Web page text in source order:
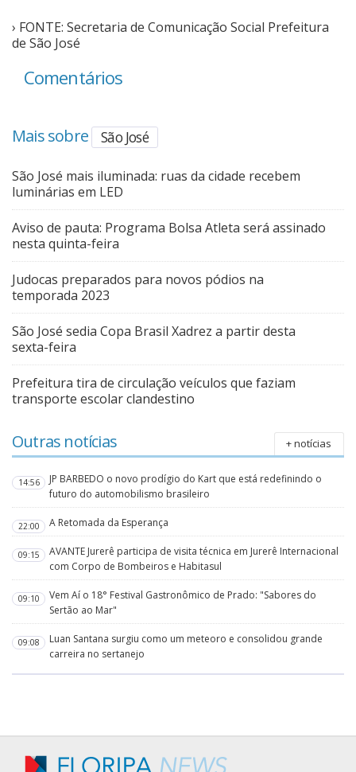
› FONTE: Secretaria de Comunicação Social Prefeitura
de São José
Comentários
Mais sobre São José
São José mais iluminada: ruas da cidade recebem
luminárias em LED
Aviso de pauta: Programa Bolsa Atleta será assinado
nesta quinta-feira
Judocas preparados para novos pódios na
temporada 2023
São José sedia Copa Brasil Xadrez a partir desta
sexta-feira
Prefeitura tira de circulação veículos que faziam
transporte escolar clandestino
Outras notícias + notícias
14:56
JP BARBEDO o novo prodígio do Kart que está redefinindo o
futuro do automobilismo brasileiro
22:00 A Retomada da Esperança
09:15
AVANTE Jurerê participa de visita técnica em Jurerê Internacional
com Corpo de Bombeiros e Habitasul
09:10
Vem Aí o 18° Festival Gastronômico de Prado: "Sabores do
Sertão ao Mar"
09:08
Luan Santana surgiu como um meteoro e consolidou grande
carreira no sertanejo